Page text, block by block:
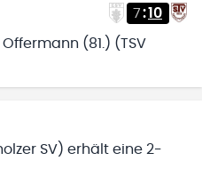
7:10
(81.) (TSV
SV) erhält eine 2-